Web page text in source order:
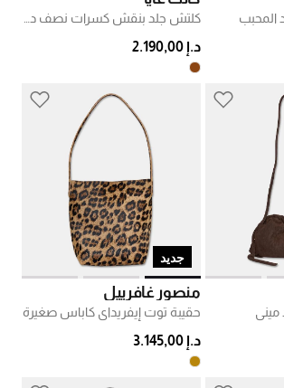
المحبب
د.إ 2.190,00
ميني
جديد
منصور غافرييل
حقيبة توت إيفريداي كاباس صغيرة
د.إ 3.145,00